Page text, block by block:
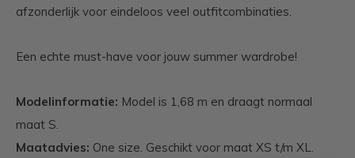
afzonderlijk voor eindeloos veel outfitcombinaties.
Een echte must-have voor jouw summer wardrobe!
Modelinformatie: Model is 1,68 m en draagt normaal
maat S.
Maatadvies: One size. Geschikt voor maat XS t/m XL.